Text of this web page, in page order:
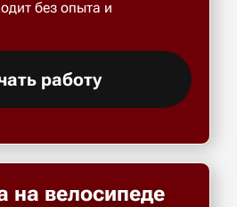
без опыта и
работу
на велосипеде